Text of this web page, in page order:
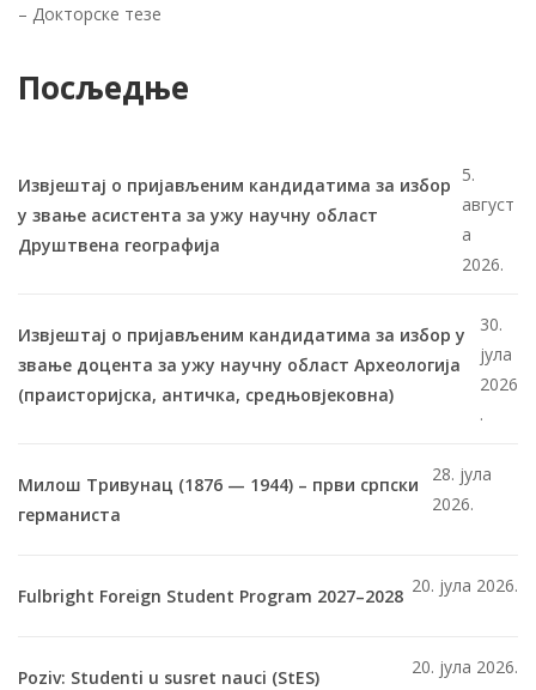
– Докторске тезе
Посљедње
Извјештај о пријављеним кандидатима за избор
у звање асистента за ужу научну област
Друштвена географија
5.
август
а
2026.
Извјештај о пријављеним кандидатима за избор у
звање доцента за ужу научну област Археологија
(праисторијска, античка, средњовјековна)
30.
јула
2026
.
Милош Тривунац (1876 — 1944) – први српски
германиста
28. јула
2026.
Fulbright Foreign Student Program 2027–2028 20. јула 2026.
Poziv: Studenti u susret nauci (StES) 20. јула 2026.